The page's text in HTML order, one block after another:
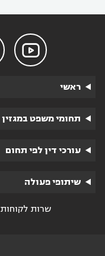

ראשי
תחומי משפט במגזין
עורכי דין לפי תחום
שיתופי פעולה
שרות לקוחות